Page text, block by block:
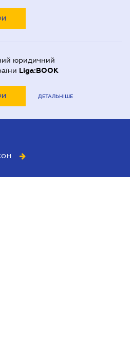
юридичний
Liga:BOOK
ДЕТАЛЬНІШЕ